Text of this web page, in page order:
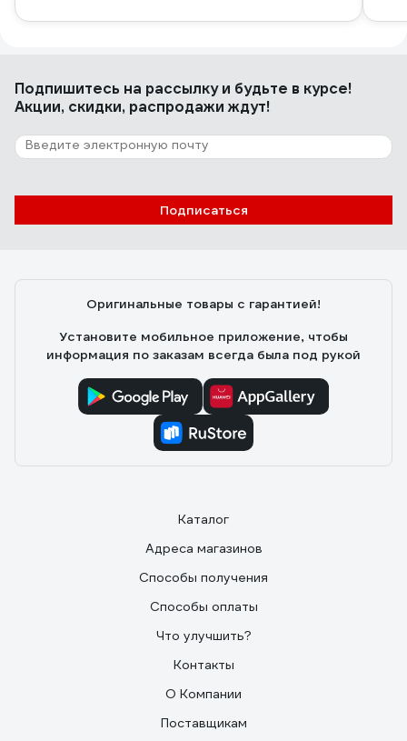
Подпишитесь на рассылкуи будьте в курсе!
Акции, скидки, распродажи ждут!
Подписаться
Оригинальные товары с гарантией!
Установите мобильное приложение, чтобы
информация по заказам всегда была под рукой
Каталог
Адреса магазинов
Способы получения
Способы оплаты
Что улучшить?
Контакты
О Компании
Поставщикам